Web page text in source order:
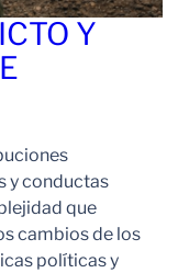
Y
y conductas
que
cambios de los
políticas y